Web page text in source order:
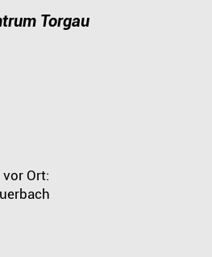
Torgau
Ort: